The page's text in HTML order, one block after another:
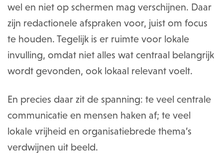
wel en niet op schermen mag verschijnen. Daar
zijn redactionele afspraken voor, juist om focus
te houden. Tegelijk is er ruimte voor lokale
invulling, omdat niet alles wat centraal belangrijk
wordt gevonden, ook lokaal relevant voelt.
En precies daar zit de spanning: te veel centrale
communicatie en mensen haken af; te veel
lokale vrijheid en organisatiebrede thema’s
verdwijnen uit beeld.